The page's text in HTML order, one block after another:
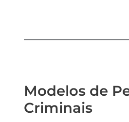
Modelos de
Criminais